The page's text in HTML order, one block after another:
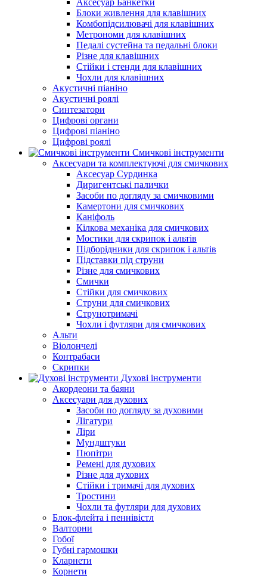
Аксесуар Банкетки
Блоки живлення для клавішних
Комбопідсилювачі для клавішних
Метрономи для клавішних
Педалі сустейна та педальні блоки
Різне для клавішних
Стійки і стенди для клавішних
Чохли для клавішних
Акустичні піаніно
Акустичні роялі
Синтезатори
Цифрові органи
Цифрові піаніно
Цифрові роялі
Смичкові інструменти
Аксесуари та комплектуючі для смичкових
Аксесуар Сурдинка
Диригентські палички
Засоби по догляду за смичковими
Камертони для смичкових
Каніфоль
Кілкова механіка для смичкових
Мостики для скрипок і альтів
Підборiдники для скрипок і альтів
Підставки під струни
Різне для смичкових
Смички
Стійки для смичкових
Струни для смичкових
Струнотримачі
Чохли і футляри для смичкових
Альти
Віолончелі
Контрабаси
Скрипки
Духові інструменти
Акордеони та баяни
Аксесуари для духових
Засоби по догляду за духовими
Лігатури
Ліри
Мундштуки
Пюпітри
Ремені для духових
Різне для духових
Стійки і тримачі для духових
Тростини
Чохли та футляри для духових
Блок-флейта і пеннівістл
Валторни
Гобої
Губні гармошки
Кларнети
Корнети